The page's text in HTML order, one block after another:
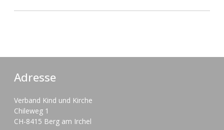
Adresse
Verband Kind und Kirche
Chileweg 1
CH-8415 Berg am Irchel